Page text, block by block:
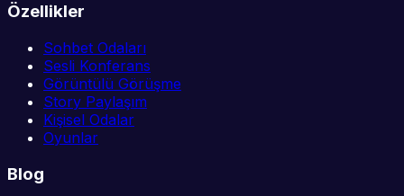
Özellikler
Sohbet Odaları
Sesli Konferans
Görüntülü Görüşme
Story Paylaşım
Kişisel Odalar
Oyunlar
Blog